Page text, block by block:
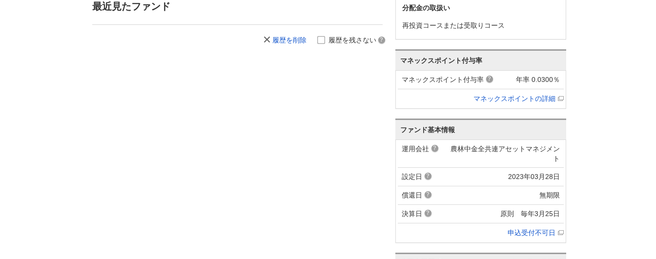
最近見たファンド
履歴を削除 履歴を残さない
分配金の取扱い
再投資コースまたは受取りコース
マネックスポイント付与率
マネックスポイント付与率 年率 0.0300％
マネックスポイントの詳細
ファンド基本情報
運用会社
農林中金全共連アセットマネジメン
ト
設定日 2023年03月28日
償還日 無期限
決算日 原則 毎年3月25日
申込受付不可日